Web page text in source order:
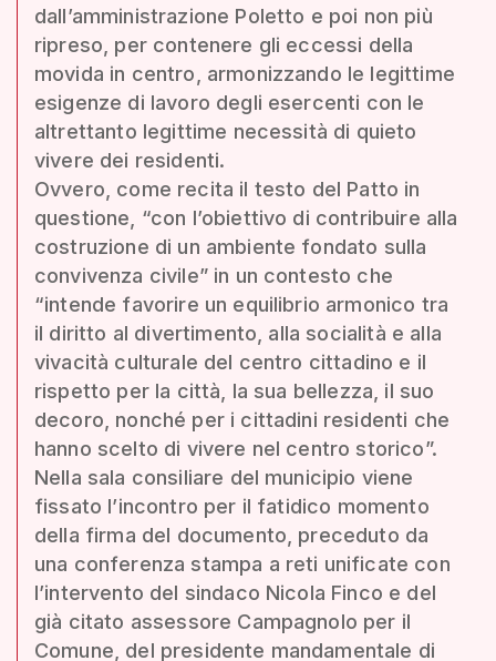
dall’amministrazione Poletto e poi non più
ripreso, per contenere gli eccessi della
movida in centro, armonizzando le legittime
esigenze di lavoro degli esercenti con le
altrettanto legittime necessità di quieto
vivere dei residenti.
Ovvero, come recita il testo del Patto in
questione, “con l’obiettivo di contribuire alla
costruzione di un ambiente fondato sulla
convivenza civile” in un contesto che
“intende favorire un equilibrio armonico tra
il diritto al divertimento, alla socialità e alla
vivacità culturale del centro cittadino e il
rispetto per la città, la sua bellezza, il suo
decoro, nonché per i cittadini residenti che
hanno scelto di vivere nel centro storico”.
Nella sala consiliare del municipio viene
fissato l’incontro per il fatidico momento
della firma del documento, preceduto da
una conferenza stampa a reti unificate con
l’intervento del sindaco Nicola Finco e del
già citato assessore Campagnolo per il
Comune, del presidente mandamentale di